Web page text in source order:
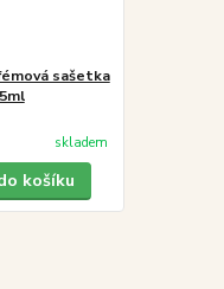
sašetka
skladem
košíku